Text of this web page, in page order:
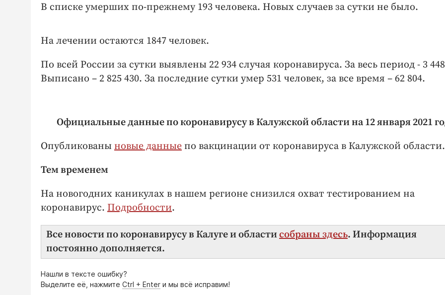
В списке умерших по-прежнему 193 человека. Новых случаев за сутки не было.
На лечении остаются 1847 человек.
По всей России за сутки выявлены 22 934 случая коронавируса. За весь период - 3
Выписано – 2 825 430. За последние сутки умер 531 человек, за все время – 62 804.
Официальные данные по коронавирусу в Калужской области на 12 января 2021
Опубликованы новые данные по вакцинации от коронавируса в Калужской области.
Тем временем
На новогодних каникулах в нашем регионе снизился охват тестированием на
коронавирус. Подробности.
Все новости по коронавирусу в Калуге и областисобраны здесь. Информация
постоянно дополняется.
Нашли в тексте ошибку?
Выделите её, нажмите Ctrl + Enter и мы всё исправим!